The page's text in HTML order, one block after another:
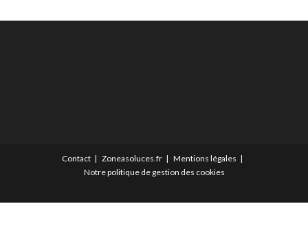
Contact Zoneasoluces.fr
Mentions légales
Notre politique de gestion des cookies